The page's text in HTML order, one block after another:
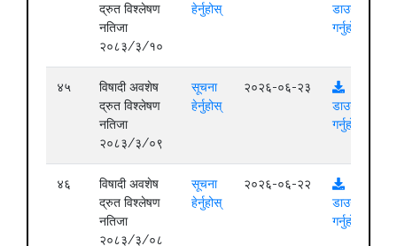
द्रुत विश्लेषण
नतिजा
२०८३/३/१०
हेर्नुहोस्
डाउनलोड
गर्नुहोस्
४५
विषादी अवशेष
द्रुत विश्लेषण
नतिजा
२०८३/३/०९
सूचना
हेर्नुहोस्
२०२६-०६-२३
डाउनलोड
गर्नुहोस्
४६
विषादी अवशेष
द्रुत विश्लेषण
नतिजा
२०८३/३/०८
सूचना
हेर्नुहोस्
२०२६-०६-२२
डाउनलोड
गर्नुहोस्